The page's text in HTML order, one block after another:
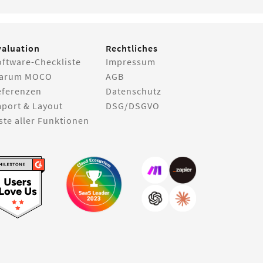
Checkliste
MOCO
& Layout
aller Funktionen
Rechtliches
Impressum
AGB
Datenschutz
DSG/DSGVO